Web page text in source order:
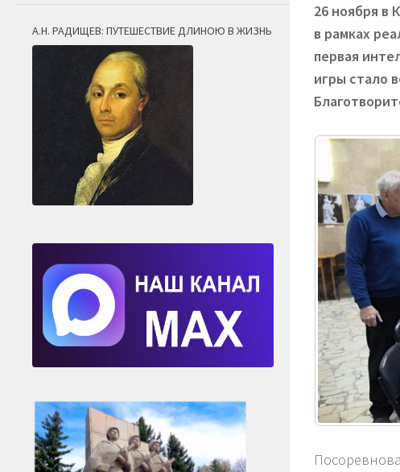
26 ноября в
в рамках
первая
игры стало
А.Н. РАДИЩЕВ: ПУТЕШЕСТВИЕ ДЛИНОЮ В ЖИЗНЬ